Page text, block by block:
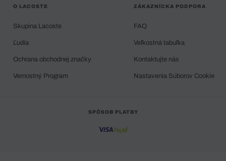
O LACOSTE
Skupina Lacoste
Ľudia
Ochrana obchodnej značky
Vernostný Program
ZÁKAZNÍCKA PODPORA
FAQ
Veľkostná tabuľka
Kontaktujte nás
Nastavenia Súborov Cookie
SPÔSOB PLATBY